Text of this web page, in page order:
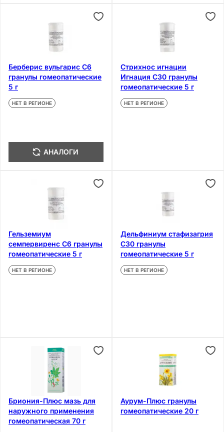
Берберис вульгарис С6
гранулы гомеопатические
5 г
НЕТ В РЕГИОНЕ
АНАЛОГИ
Стрихнос игнации
Игнация C30 гранулы
гомеопатические 5 г
НЕТ В РЕГИОНЕ
Гельземиум
семпервиренс С6 гранулы
гомеопатические 5 г
НЕТ В РЕГИОНЕ
Дельфиниум стафизагрия
С30 гранулы
гомеопатические 5 г
НЕТ В РЕГИОНЕ
Бриония-Плюс мазь для
наружного применения
гомеопатическая 70 г
Аурум-Плюс гранулы
гомеопатические 20 г